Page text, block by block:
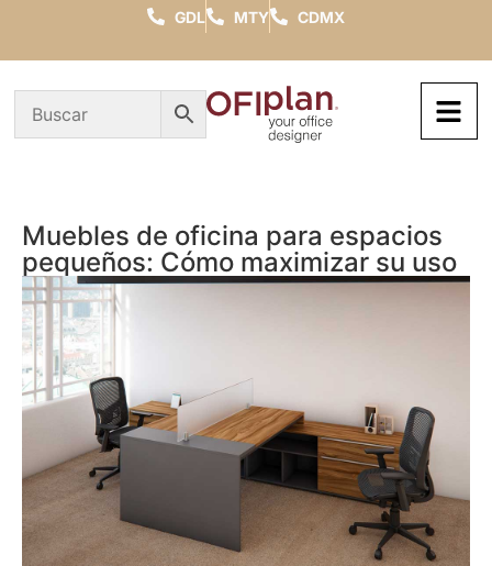
GDL MTY CDMX
Muebles de oficina para espacios
pequeños: Cómo maximizar su uso